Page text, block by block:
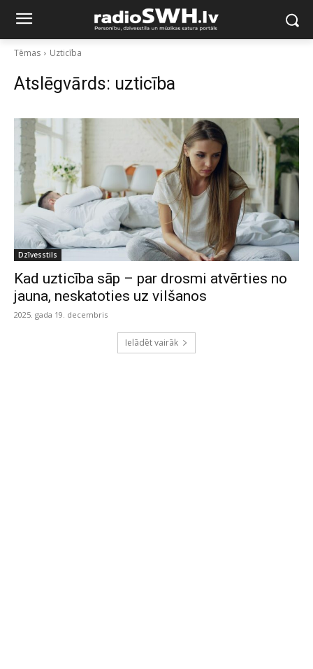
Tēmas Uzticība
Atslēgvārds: uzticība
Dzīvesstils
Kad uzticība sāp – par drosmi atvērties no
jauna, neskatoties uz vilšanos
2025. gada 19. decembris
Ielādēt vairāk